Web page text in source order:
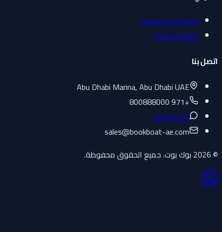
سياسة الخصوصية
شروط الخدمة
اتصل بنا
Abu Dhabi Marina, Abu Dhabi UAE
+971 800888000
WhatsApp
sales@bookboat-ae.com
© 2026 بوك بوت. جميع الحقوق محفوظة.